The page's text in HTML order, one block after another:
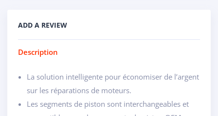
ADD A REVIEW
Description
La solution intelligente pour économiser de l’argent
sur les réparations de moteurs.
Les segments de piston sont interchangeables et